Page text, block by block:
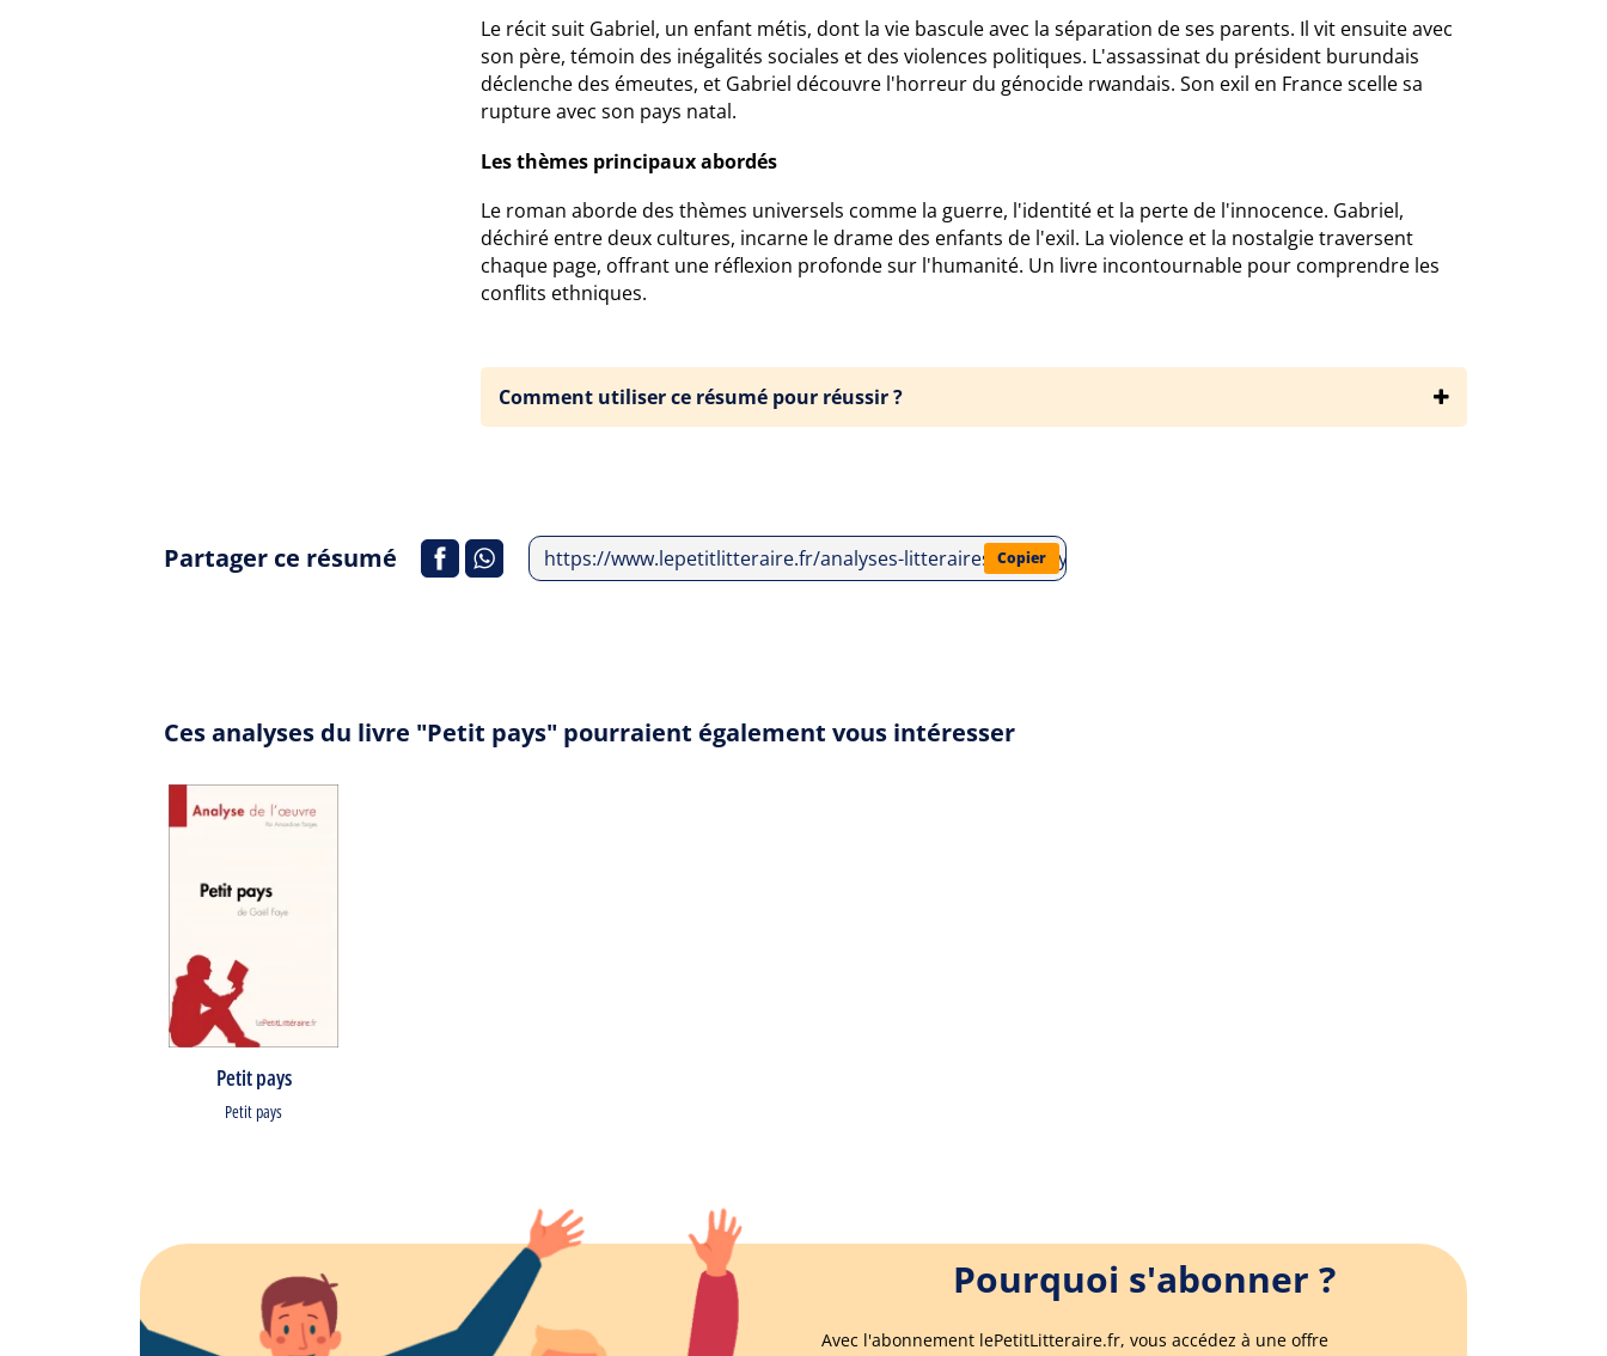
Le récit suit Gabriel, un enfant métis, dont la vie bascule avec la séparation de ses parents. Il vit ensuite avec
son père, témoin des inégalités sociales et des violences politiques. L'assassinat du président burundais
déclenche des émeutes, et Gabriel découvre l'horreur du génocide rwandais. Son exil en France scelle sa
rupture avec son pays natal.
Les thèmes principaux abordés
Le roman aborde des thèmes universels comme la guerre, l'identité et la perte de l'innocence. Gabriel,
déchiré entre deux cultures, incarne le drame des enfants de l'exil. La violence et la nostalgie traversent
chaque page, offrant une réflexion profonde sur l'humanité. Un livre incontournable pour comprendre les
conflits ethniques.
Comment utiliser ce résumé pour réussir ?
Partager ce résumé https://www.lepetitlitteraire.fr/analyses-litteraires/gael-faye/petit-pays/resume
Copier
Ces analyses du livre "Petit pays" pourraient également vous intéresser
Petit pays
Petit pays
Pourquoi s'abonner ?
Avec l'abonnement lePetitLitteraire.fr, vous accédez à une offre